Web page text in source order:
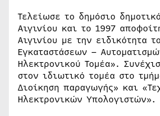
Τελείωσε το δημόσιο
Αιγινίου και το 1997
Αιγινίου με την ειδικότητα
Εγκαταστάσεων –
Ηλεκτρονικού Τομέα».
στον ιδιωτικό τομέα στο
Διοίκηση παραγωγής» και
Ηλεκτρονικών Υπολογιστών».